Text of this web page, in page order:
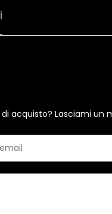
acquisto? Lasciami un